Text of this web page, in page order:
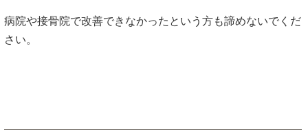
病院や接骨院で改善できなかったという方も諦めないでくだ
さい。